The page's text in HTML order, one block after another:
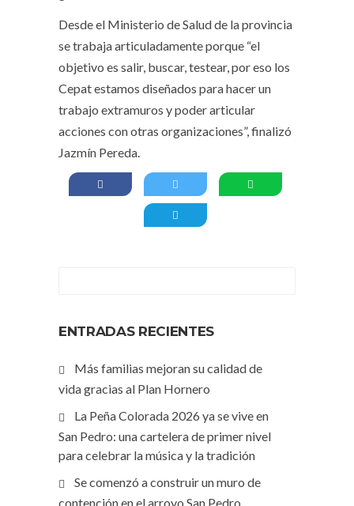
Desde el Ministerio de Salud de la provincia
se trabaja articuladamente porque “el
objetivo es salir, buscar, testear, por eso los
Cepat estamos diseñados para hacer un
trabajo extramuros y poder articular
acciones con otras organizaciones”, finalizó
Jazmín Pereda.
ENTRADAS RECIENTES
Más familias mejoran su calidad de
vida gracias al Plan Hornero
La Peña Colorada 2026 ya se vive en
San Pedro: una cartelera de primer nivel
para celebrar la música y la tradición
Se comenzó a construir un muro de
contención en el arroyo San Pedro